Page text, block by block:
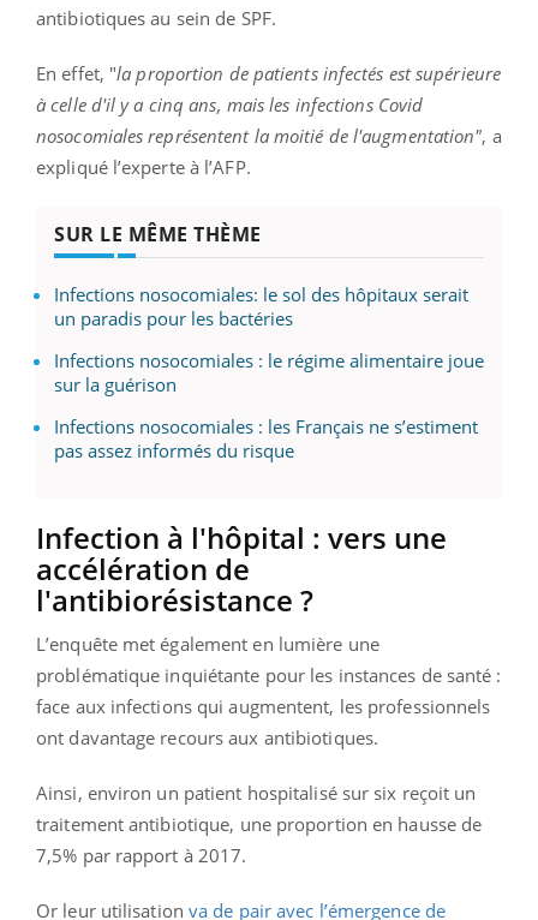
antibiotiques au sein de SPF.
En effet, "la proportion de patients infectés est supérieure
à celle d'il y a cinq ans, mais les infections Covid
nosocomiales représentent la moitié de l'augmentation", a
expliqué l’experte à l’AFP.
SUR LE MÊME THÈME
Infections nosocomiales: le sol des hôpitaux serait
un paradis pour les bactéries
Infections nosocomiales : le régime alimentaire joue
sur la guérison
Infections nosocomiales : les Français ne s’estiment
pas assez informés du risque
Infection à l'hôpital : vers une
accélération de
l'antibiorésistance ?
L’enquête met également en lumière une
problématique inquiétante pour les instances de santé :
face aux infections qui augmentent, les professionnels
ont davantage recours aux antibiotiques.
Ainsi, environ un patient hospitalisé sur six reçoit un
traitement antibiotique, une proportion en hausse de
7,5% par rapport à 2017.
Or leur utilisation va de pair avec l’émergence de